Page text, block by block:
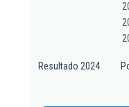
Resultado 2024